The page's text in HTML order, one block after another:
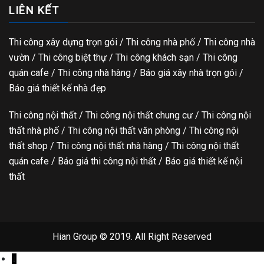
LIÊN KẾT
Thi công xây dựng trọn gói / Thi công nhà phố / Thi công nhà
vườn / Thi công biệt thự / Thi công khách sạn / Thi công
quán cafe / Thi công nhà hàng / Báo giá xây nhà trọn gói /
Báo giá thiết kế nhà đẹp
Thi công nội thất / Thi công nội thất chung cư / Thi công nội
thất nhà phố / Thi công nội thất văn phòng / Thi công nội
thất shop / Thi công nội thất nhà hàng / Thi công nội thất
quán cafe / Báo giá thi công nội thất / Báo giá thiết kế nội
thất
Hian Group © 2019. All Right Reserved
↓